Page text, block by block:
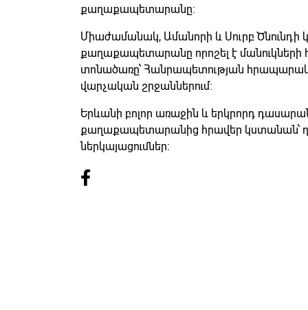
քաղաքապետարանը:
Միաժամանակ, Ամանորի և Սուրբ Ծնունդի
քաղաքապետարանը որոշել է մանուկների
տոնածառը՝ Հանրապետության
վարչական շրջաններում:
Երևանի բոլոր առաջին և երկրորդ
քաղաքապետարանից հրավեր կստանան՝
ներկայացումներ: